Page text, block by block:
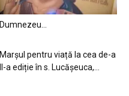
Dumnezeu…
Marșul pentru viață la cea de-a
II-a ediție în s. Lucășeuca,...